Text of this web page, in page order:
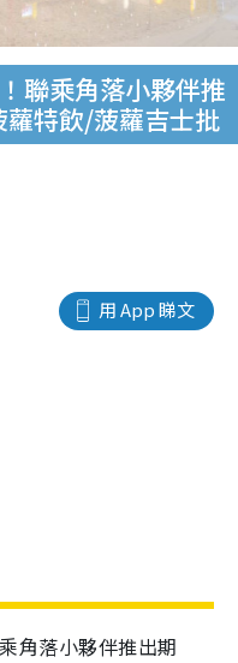
聯乘角落小夥伴推
特飲/菠蘿吉士批
用 App 睇文
角落小夥伴推出期